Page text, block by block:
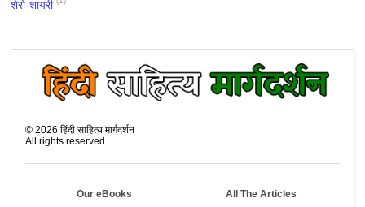
शेरो-शायरी
©2026 हिंदी साहित्य मार्गदर्शन
All rights reserved.
Our eBooks All The Articles